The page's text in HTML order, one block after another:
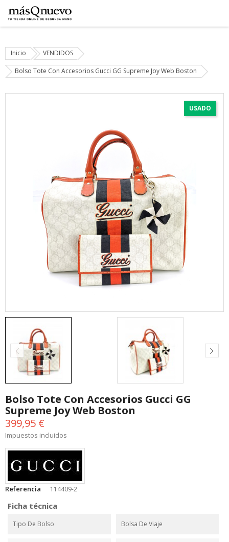
Inicio VENDIDOS
Bolso Tote Con Accesorios Gucci GG Supreme Joy Web Boston
USADO
Bolso Tote Con Accesorios Gucci GG
Supreme Joy Web Boston
399,95 €
Impuestos incluidos
Referencia 114409-2
Ficha técnica
Tipo De Bolso Bolsa De Viaje